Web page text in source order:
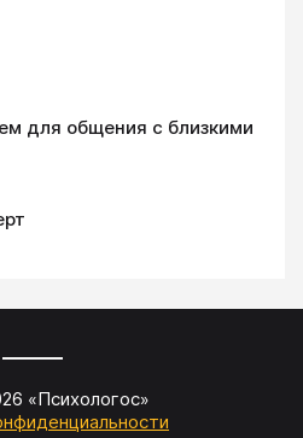
для общения с близкими
«Психологос»